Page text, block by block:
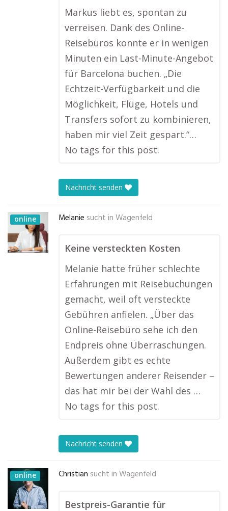
Markus liebt es, spontan zu
verreisen. Dank des Online-
Reisebüros konnte er in wenigen
Minuten ein Last-Minute-Angebot
für Barcelona buchen. „Die
Echtzeit-Verfügbarkeit und die
Möglichkeit, Flüge, Hotels und
Transfers sofort zu kombinieren,
haben mir viel Zeit gespart.“…
No tags for this post.
Nachricht senden
online Melanie sucht in Wagenfeld
Keine versteckten Kosten
Melanie hatte früher schlechte
Erfahrungen mit Reisebuchungen
gemacht, weil oft versteckte
Gebühren anfielen. „Über das
Online-Reisebüro sehe ich den
Endpreis ohne Überraschungen.
Außerdem gibt es echte
Bewertungen anderer Reisender –
das hat mir bei der Wahl des …
No tags for this post.
Nachricht senden
online Christian sucht in Wagenfeld
Bestpreis-Garantie für